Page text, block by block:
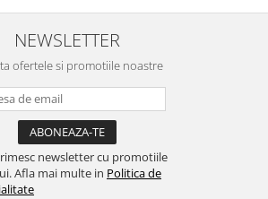
NEWSLETTER
ofertele si promotiile noastre
newsletter cu promotiile
Afla mai multe in Politica de